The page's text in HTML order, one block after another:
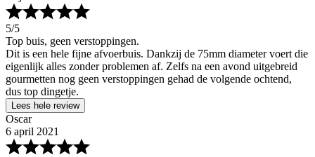
5/5
Top buis, geen verstoppingen.
Dit is een hele fijne afvoerbuis. Dankzij de 75mm diameter voert die
eigenlijk alles zonder problemen af. Zelfs na een avond uitgebreid
gourmetten nog geen verstoppingen gehad de volgende ochtend,
dus top dingetje.
Lees hele review
Oscar
6 april 2021